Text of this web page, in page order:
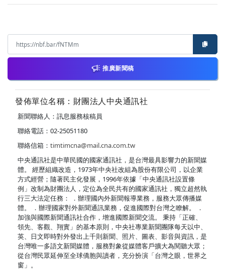
推廣新聞稿
發佈單位名稱：財團法人中央通訊社
新聞聯絡人：訊息服務核稿員
聯絡電話：02-25051180
聯絡信箱： timtimcna@mail.cna.com.tw
中央通訊社是中華民國的國家通訊社，是台灣最具影響力的新聞媒
體。 經歷組織改造，1973年中央社改組為股份有限公司，以企業
方式經營；隨著民主化發展，1996年依據「中央通訊社設置條
例」改制為財團法人，定位為全民共有的國家通訊社，獨立超然執
行三大法定任務： ．辦理國內外新聞報導業務，服務大眾傳播媒
體。 ．辦理國家對外新聞通訊業務，促進國際對台灣之瞭解。 ．
加強與國際新聞通訊社合作，增進國際新聞交流。 秉持「正確、
領先、客觀、翔實」的基本原則，中央社專業新聞團隊每天以中、
英、日文即時對外發出上千則新聞、照片、圖表、影音與資訊，是
台灣唯一多語文新聞媒體，服務對象從媒體客戶擴大為閱聽大眾；
從台灣民眾延伸至全球僑胞與讀者，充分扮演「台灣之眼，世界之
窗」。